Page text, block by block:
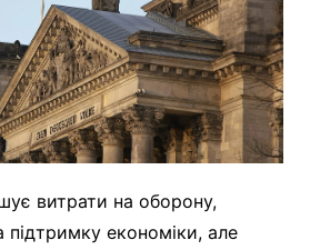
витрати на оборону,
підтримку економіки, але